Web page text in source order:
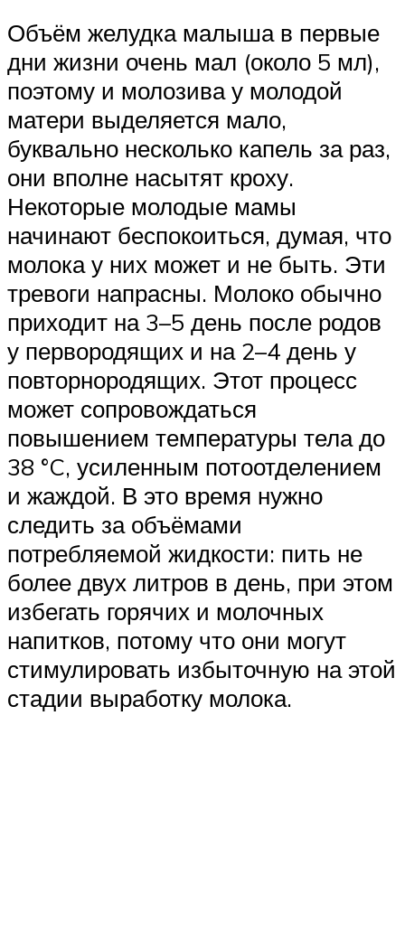
Объём желудка малыша в первые
дни жизни очень мал (около 5 мл),
поэтому и молозива у молодой
матери выделяется мало,
буквально несколько капель за раз,
они вполне насытят кроху.
Некоторые молодые мамы
начинают беспокоиться, думая, что
молока у них может и не быть. Эти
тревоги напрасны. Молоко обычно
приходит на 3–5 день после родов
у первородящих и на 2–4 день у
повторнородящих. Этот процесс
может сопровождаться
повышением температуры тела до
38 °C, усиленным потоотделением
и жаждой. В это время нужно
следить за объёмами
потребляемой жидкости: пить не
более двух литров в день, при этом
избегать горячих и молочных
напитков, потому что они могут
стимулировать избыточную на этой
стадии выработку молока.